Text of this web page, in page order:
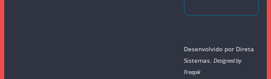
Desenvolvido por Direta
Sistemas.Designed by
Freepik